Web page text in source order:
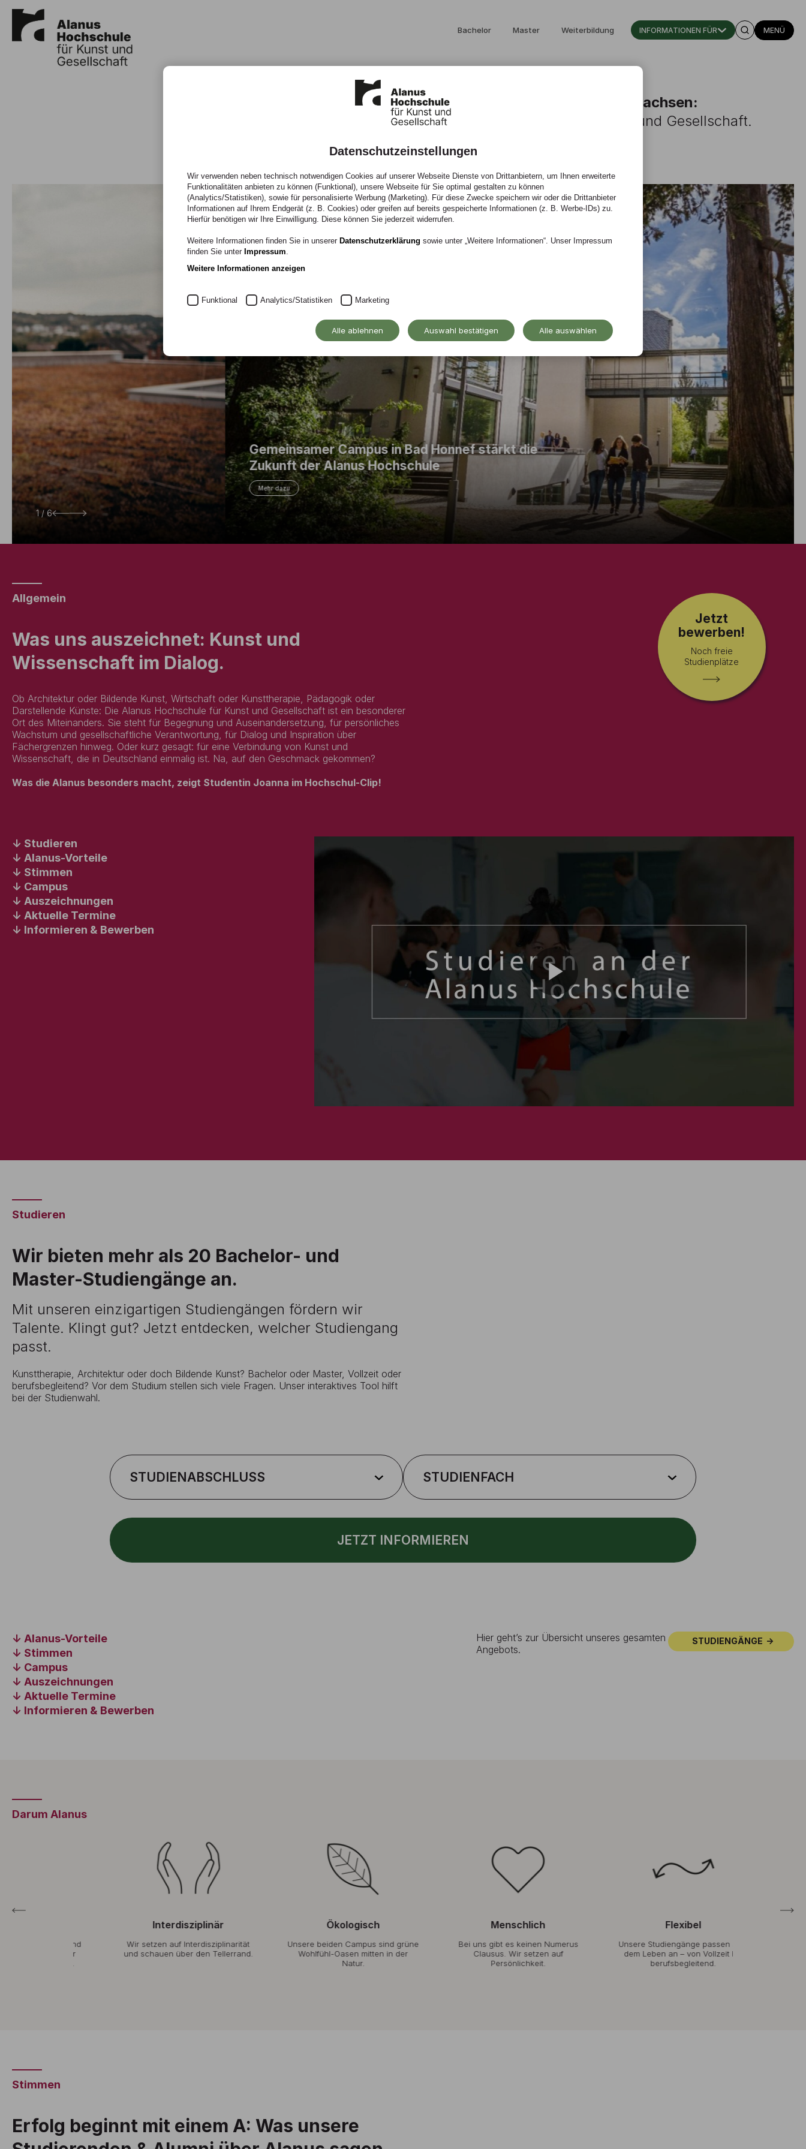
Bachelor Master Weiterbildung INFORMATIONEN FÜR MENÜ
Einzigartig studieren, gemeinsam wachsen:
an der Alanus Hochschule für Kunst und Gesellschaft.
Gemeinsamer Campus in Bad Honnef stärkt die
Zukunft der Alanus Hochschule
Mehr dazu
2 / 6
Jetzt
bewerben!
Noch freie
Studienplätze
Allgemein
Was uns auszeichnet: Kunst und
Wissenschaft im Dialog.
Ob Architektur oder Bildende Kunst, Wirtschaft oder Kunsttherapie, Pädagogik oder
Darstellende Künste: Die Alanus Hochschule für Kunst und Gesellschaft ist ein besonderer
Ort des Miteinanders. Sie steht für Begegnung und Auseinandersetzung, für persönliches
Wachstum und gesellschaftliche Verantwortung, für Dialog und Inspiration über
Fächergrenzen hinweg. Oder kurz gesagt: für eine Verbindung von Kunst und
Wissenschaft, die in Deutschland einmalig ist. Na, auf den Geschmack gekommen?
Was die Alanus besonders macht, zeigt Studentin Joanna im Hochschul-Clip!
Studieren
Alanus-Vorteile
Stimmen
Campus
Auszeichnungen
Aktuelle Termine
Informieren & Bewerben
Studieren
Wir bieten mehr als 20 Bachelor- und
Master-Studiengänge an.
Mit unseren einzigartigen Studiengängen fördern wir
Talente. Klingt gut? Jetzt entdecken, welcher Studiengang
passt.
Kunsttherapie, Architektur oder doch Bildende Kunst? Bachelor oder Master, Vollzeit oder
berufsbegleitend? Vor dem Studium stellen sich viele Fragen. Unser interaktives Tool hilft
bei der Studienwahl.
STUDIENABSCHLUSS STUDIENFACH
JETZT INFORMIEREN
Alanus-Vorteile
Stimmen
Campus
Auszeichnungen
Aktuelle Termine
Informieren & Bewerben
Hier geht’s zur Übersicht unseres gesamten
Angebots.
STUDIENGÄNGE
Darum Alanus
Interdisziplinär
Wir setzen auf Interdisziplinarität
und schauen über den Tellerrand.
Ökologisch
Unsere beiden Campus sind grüne
Wohlfühl-Oasen mitten in der
Menschlich
Bei uns gibt es keinen Numerus
Clausus. Wir setzen auf
Persönlichkeit.
Flexibel
Unsere Studiengänge passen sich
dem Leben an – von Vollzeit bis
berufsbegleitend.
Stimmen
Erfolg beginnt mit einem A: Was unsere
Datenschutzeinstellungen
Wir verwenden neben technisch notwendigen Cookies auf unserer Webseite Dienste von Drittanbietern, um Ihnen erweiterte
Funktionalitäten anbieten zu können (Funktional), unsere Webseite für Sie optimal gestalten zu können
(Analytics/Statistiken), sowie für personalisierte Werbung (Marketing). Für diese Zwecke speichern wir oder die Drittanbieter
Informationen auf Ihrem Endgerät (z. B. Cookies) oder greifen auf bereits gespeicherte Informationen (z. B. Werbe-IDs) zu.
Hierfür benötigen wir Ihre Einwilligung. Diese können Sie jederzeit widerrufen.
Weitere Informationen finden Sie in unserer Datenschutzerklärung sowie unter „Weitere Informationen“. Unser Impressum
finden Sie unter Impressum.
Weitere Informationen anzeigen
Funktional Analytics/Statistiken Marketing
Alle ablehnen Auswahl bestätigen Alle auswählen